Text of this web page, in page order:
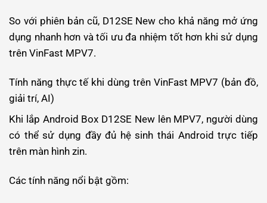
So với phiên bản cũ, D12SE New cho khả năng mở ứng
dụng nhanh hơn và tối ưu đa nhiệm tốt hơn khi sử dụng
trên VinFast MPV7.
Tính năng thực tế khi dùng trên VinFast MPV7 (bản đồ,
giải trí, AI)
Khi lắp Android Box D12SE New lên MPV7, người dùng
có thể sử dụng đầy đủ hệ sinh thái Android trực tiếp
trên màn hình zin.
Các tính năng nổi bật gồm: